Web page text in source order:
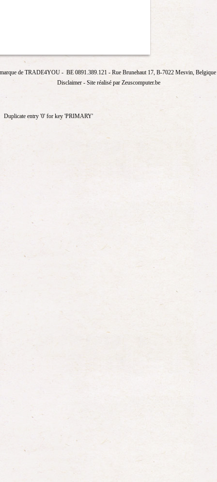
de TRADE4YOU- BE 0891.389.121 - Rue Brunehaut 17, B-7022 Mesvin,
Disclaimer- Site réalisé par Zeuscomputer.be
Duplicate entry '0' for key 'PRIMARY'